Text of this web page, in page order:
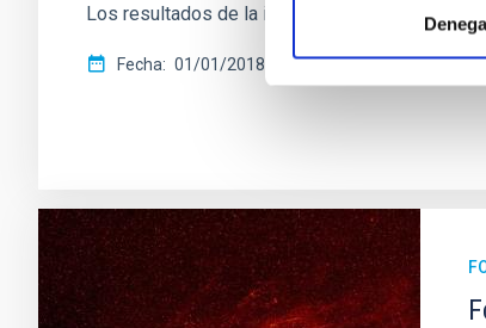
Los resultados de la investigación, actividad
Fecha 01/01/2018